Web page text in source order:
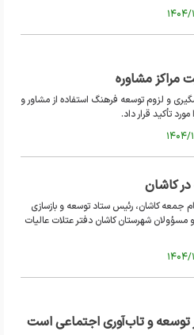
مشاوره
و لزوم توسعه فرهنگ استفاده از مشاور و
تأکید قرار داد.
در کاشان
جمعه کاشان، رئیس ستاد توسعه و بازسازی
مسؤولان شهرستان کاشان دفتر عتلات عالیات
و تاب‌آوری اجتماعی است